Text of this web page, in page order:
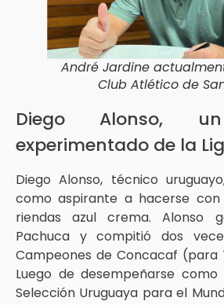
André Jardine
Club Atlético de
Diego Alonso,
experimentado de la
Diego Alonso, técnico
como aspirante a hacerse
riendas azul crema. Alonso
Pachuca y compitió dos
Campeones de Concacaf (para
Luego de desempeñarse
Selección Uruguaya para el